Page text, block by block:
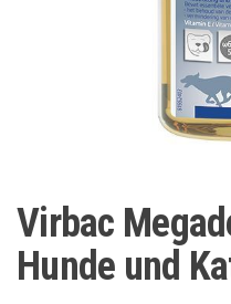
Virbac
Hunde und